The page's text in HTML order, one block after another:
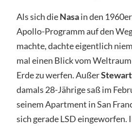
Als sich dieNasain den
Apollo-Programm auf den
machte, dachte eigentlich
mal einen Blick vom
Erde zu werfen. Außer
damals 28-Jährige saß im
seinem Apartment in San
sich gerade LSD eingeworfen.